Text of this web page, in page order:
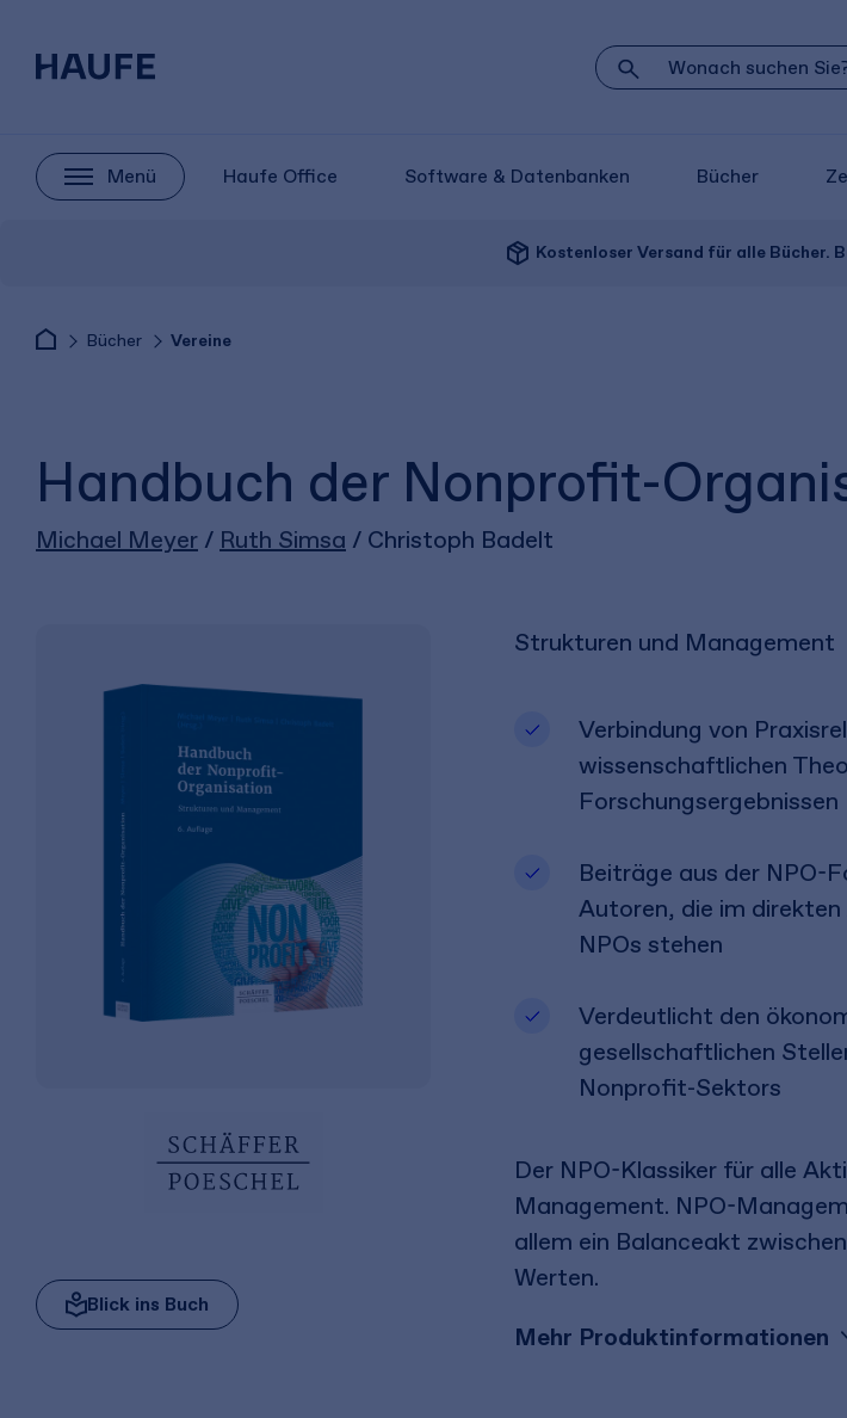
Menü Haufe Office Software & Datenbanken Bücher
package_2 Kostenloser Versand für alle Bücher.
Bücher Vereine
Handbuch der Nonprofit-
Michael Meyer / Ruth Simsa / Christoph Badelt
Blick ins Buch
Strukturen und Management
Verbindung von
wissenschaftlichen
Forschungsergebnissen
Beiträge aus der NPO-
Autoren, die im
NPOs stehen
Verdeutlicht den
gesellschaftlichen
Nonprofit-Sektors
Der NPO-Klassiker für alle
Management. NPO-
allem ein Balanceakt
Werten.
Mehr Produktinformationen